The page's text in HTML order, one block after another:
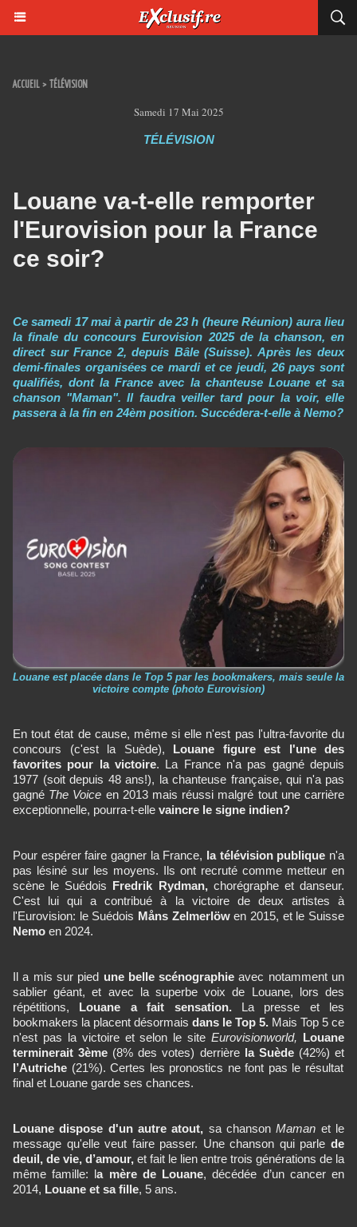
ACCUEIL > TÉLÉVISION
Samedi 17 Mai 2025
TÉLÉVISION
Louane va-t-elle remporter
l'Eurovision pour la France
ce soir?
Ce samedi 17 mai à partir de 23 h (heure Réunion) aura lieu
la finale du concours Eurovision 2025 de la chanson, en
direct sur France 2, depuis Bâle (Suisse). Après les deux
demi-finales organisées ce mardi et ce jeudi, 26 pays sont
qualifiés, dont la France avec la chanteuse Louane et sa
chanson "Maman". Il faudra veiller tard pour la voir, elle
passera à la fin en 24èm position. Succédera-t-elle à Nemo?
Louane est placée dans le Top 5 par les bookmakers, mais seule la
victoire compte (photo Eurovision)
En tout état de cause, même si elle n'est pas l'ultra-favorite du
concours (c'est la Suède), Louane figure est l'une des
favorites pour la victoire. La France n'a pas gagné depuis
1977 (soit depuis 48 ans!), la chanteuse française, qui n'a pas
gagné The Voice en 2013 mais réussi malgré tout une carrière
exceptionnelle, pourra-t-elle vaincre le signe indien?
Pour espérer faire gagner la France, la télévision publique n'a
pas lésiné sur les moyens. Ils ont recruté comme metteur en
scène le Suédois Fredrik Rydman, chorégraphe et danseur.
C'est lui qui a contribué à la victoire de deux artistes à
l'Eurovision: le Suédois Måns Zelmerlöwen 2015, et le Suisse
Nemo en 2024.
Il a mis sur pied une belle scénographie avec notamment un
sablier géant, et avec la superbe voix de Louane, lors des
répétitions, Louane a fait sensation. La presse et les
bookmakers la placent désormais dans le Top 5. Mais Top 5 ce
n'est pas la victoire et selon le siteEurovisionworld, Louane
terminerait 3ème (8% des votes) derrièrela Suède (42%) et
l’Autriche (21%). Certes les pronostics ne font pas le résultat
final et Louane garde ses chances.
Louane dispose d'un autre atout, sa chansonMaman et le
message qu'elle veut faire passer. Une chanson qui parle de
deuil, de vie, d’amour, et fait le lien entre trois générations de la
même famille: la mère de Louane, décédée d’un cancer en
2014, Louane et sa fille, 5 ans.